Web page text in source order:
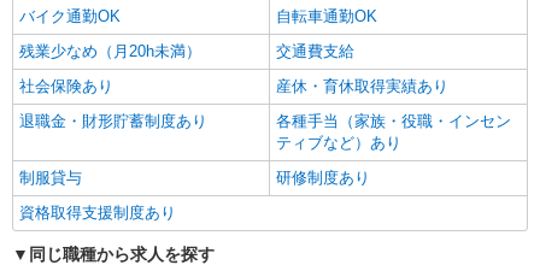
バイク通勤OK
自転車通勤OK
残業少なめ（月20h未満）
交通費支給
社会保険あり
産休・育休取得実績あり
退職金・財形貯蓄制度あり
各種手当（家族・役職・インセン
ティブなど）あり
制服貸与
研修制度あり
資格取得支援制度あり
同じ職種から求人を探す